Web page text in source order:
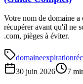
Votre nom de domaine a
récupérer avant qu'il ne
.com, pièges à éviter.
domaineexpiration
30 juin 2026
7